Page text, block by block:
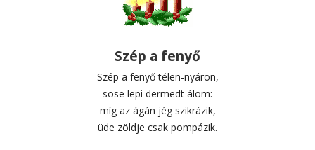
Szép a fenyő
Szép a fenyő télen-nyáron,
sose lepi dermedt álom:
míg az ágán jég szikrázik,
üde zöldje csak pompázik.